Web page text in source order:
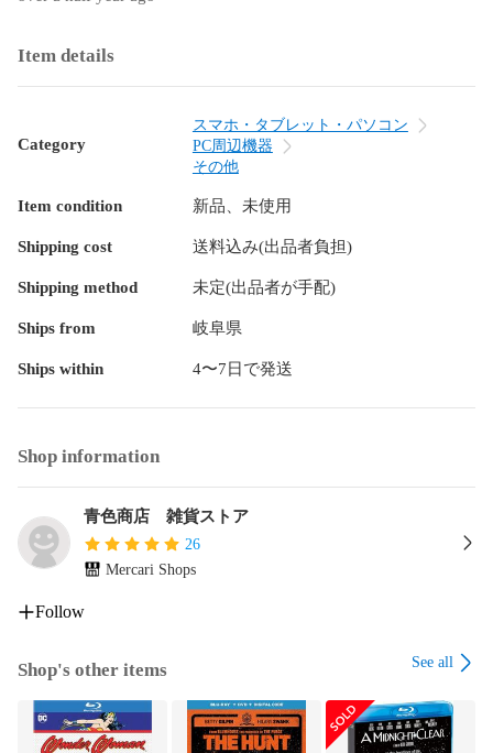
・【生涯サービス】永久保証、無料テクニカルサポート。合
ビット以上にアップグレードされているかどうかを確認して
Item details
Category
スマホ・タブレット・パソコン
PC周辺機器
その他
Item condition 新品、未使用
Shipping cost 送料込み(出品者負担)
Shipping method 未定(出品者が手配)
Ships from 岐阜県
Ships within 4〜7日で発送
Shop information
青色商店 雑貨ストア
26
Mercari Shops
Follow
Shop's other items See all